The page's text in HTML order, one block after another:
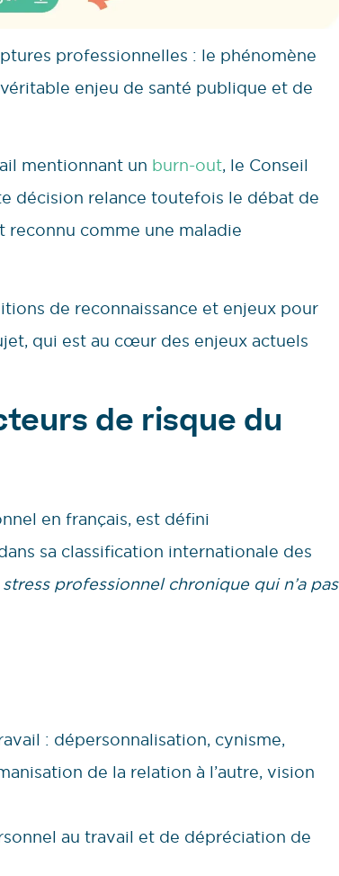
professionnelles : le phénomène
enjeu de santé publique et de
mentionnant un burn-out, le Conseil
décision relance toutefois le débat de
comme une maladie
de reconnaissance et enjeux pour
qui est au cœur des enjeux actuels
de risque du
en français, est défini
sa classification internationale des
professionnel chronique qui n’a pas
: dépersonnalisation, cynisme,
de la relation à l’autre, vision
au travail et de dépréciation de